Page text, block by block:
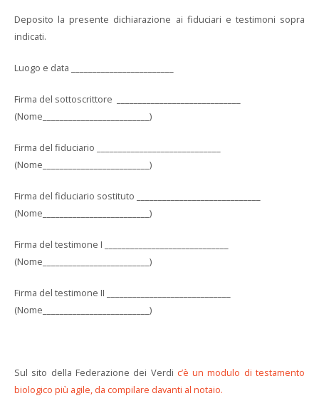
Deposito la presente dichiarazione ai fiduciari e testimoni sopra
indicati.
Luogo e data ________________________
Firma del sottoscrittore _____________________________
(Nome_________________________)
Firma del fiduciario _____________________________
(Nome_________________________)
Firma del fiduciario sostituto _____________________________
(Nome_________________________)
Firma del testimone I _____________________________
(Nome_________________________)
Firma del testimone II _____________________________
(Nome_________________________)
Sul sito della Federazione dei Verdi c’è un modulo di testamento
biologico più agile, da compilare davanti al notaio.